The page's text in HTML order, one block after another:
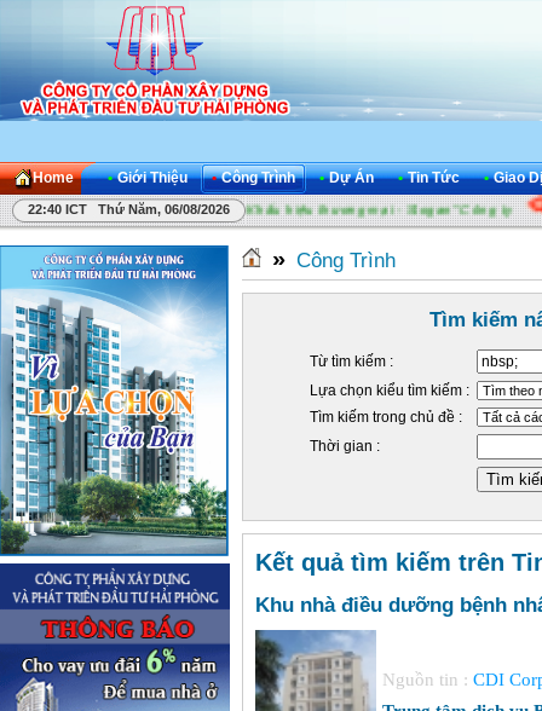
Home • Giới Thiệu • Công Trình • Dự Án • Tin Tức • Giao
22:40 ICT Thứ Năm, 06/08/2026
ty Cuộc thi "Sáng tác Khẩu hiệu thương mại - Slogan" Công ty
» Công Trình
Tìm kiếm
Từ tìm kiếm :
Lựa chọn kiểu tìm kiếm :
Tìm kiếm trong chủ đề :
Thời gian :
Kết quả tìm kiếm trên
Khu nhà điều dưỡng bệnh
Nguồn tin : CDI